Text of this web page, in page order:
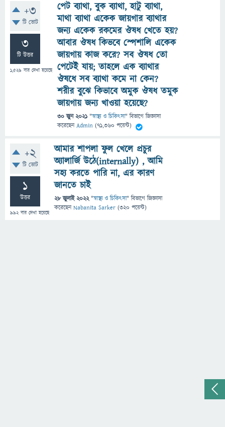
+3
টি ভোট
3
টি উত্তর
1,529 বার দেখা হয়েছে
পেট ব্যাথা, বুক ব্যাথা, হাটু ব্যাথা,
মাথা ব্যাথা একেক জায়গার ব্যাথার
জন্য একেক রকমের ঔষধ খেতে হয়?
আবার ঔষধ কিভবে স্পেশালি একেক
জায়গায় কাজ করে? সব ঔষধ তো
পেটেই যায়; তাহলে এক ব্যাথার
ঔষধে সব ব্যাথা কমে না কেন?
শরীর বুঝে কিভাবে অমুক ঔষধ তমুক
জায়গায় জন্য খাওয়া হয়েছে?
30 জুন 2021 "স্বাস্থ্য ও চিকিৎসা" বিভাগে জিজ্ঞাসা
করেছেনAdmin (71,360 পয়েন্ট)
+2
টি ভোট
1
উত্তর
992বার দেখা হয়েছে
আমার শাপলা ফুল খেলে প্রচুর
অ্যালার্জি উঠে(internally) , আমি
সহ্য করতে পারি না, এর কারণ
জানতে চাই
28 জুলাই 2022 "স্বাস্থ্য ও চিকিৎসা" বিভাগে জিজ্ঞাসা
করেছেনNabanita Sarker (320 পয়েন্ট)